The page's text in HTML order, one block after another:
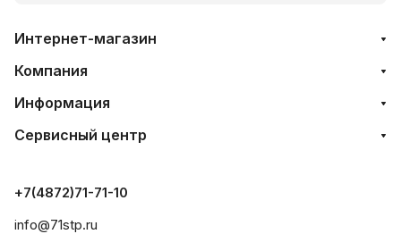
Интернет-магазин
Компания
Информация
Сервисный центр
+7(4872)71-71-10
info@71stp.ru